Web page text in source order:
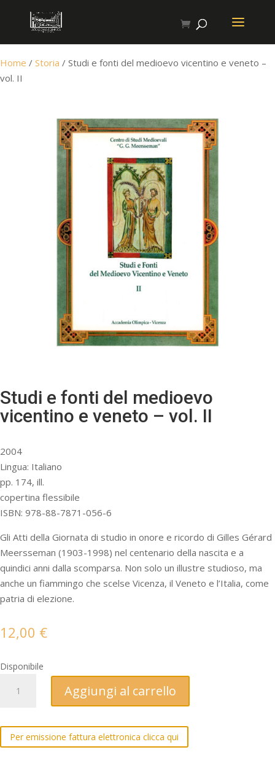
Home / Storia / Studi e fonti del medioevo vicentino e veneto –
vol. II
Studi e fonti del medioevo
vicentino e veneto – vol. II
2004
Lingua: Italiano
pp. 174, ill.
copertina flessibile
ISBN: 978-88-7871-056-6
Gli Atti della Giornata di studio in onore e ricordo di Gilles Gérard
Meersseman (1903-1998) nel centenario della nascita e a
quindici anni dalla scomparsa. Non solo un illustre studioso, ma
anche un fiammingo che scelse Vicenza, il Veneto e l’Italia, come
patria di elezione.
12,00 €
Disponibile
del
medioevo
Aggiungi al carrello
Per emissione fattura elettronica clicca qui